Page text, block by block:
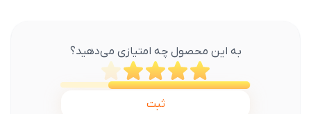
به این محصول چه امتیازی می‌دهید؟
ثبت